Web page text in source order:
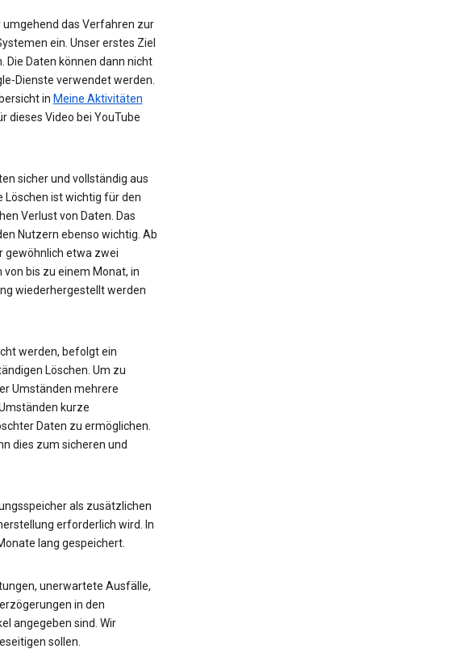
umgehend das Verfahren zur
ein. Unser erstes Ziel
Daten können dann nicht
Dienste verwendet werden.
in Meine Aktivitäten
dieses Video bei YouTube
sicher und vollständig aus
Löschen ist wichtig für den
Verlust von Daten. Das
Nutzern ebenso wichtig. Ab
gewöhnlich etwa zwei
bis zu einem Monat, in
wiederhergestellt werden
werden, befolgt ein
Löschen. Um zu
Umständen mehrere
kurze
Daten zu ermöglichen.
dies zum sicheren und
als zusätzlichen
erforderlich wird. In
lang gespeichert.
unerwartete Ausfälle,
in den
angegeben sind. Wir
sollen.